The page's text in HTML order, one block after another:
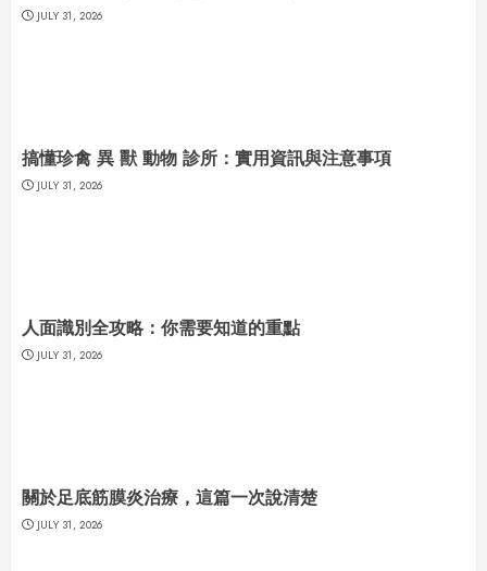
JULY 31, 2026
搞懂珍禽 異 獸 動物 診所：實用資訊與注意事項
JULY 31, 2026
人面識別全攻略：你需要知道的重點
JULY 31, 2026
關於足底筋膜炎治療，這篇一次說清楚
JULY 31, 2026